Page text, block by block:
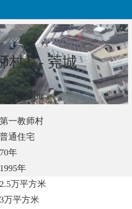
村】- 莞城
2025-07-08
第一教师村
普通住宅
70年
1995年
2.5万平方米
3万平方米